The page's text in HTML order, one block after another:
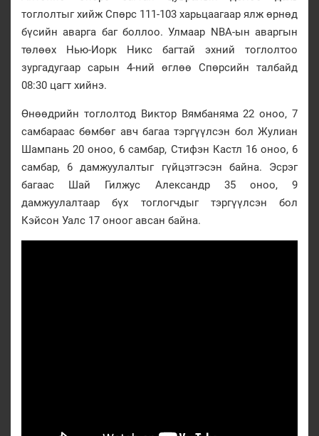
тоглолтыг хийж Спөрс 111-103 харьцаагаар ялж өрнөд
бүсийн аварга баг боллоо. Улмаар NBA-ын аваргын
төлөөх Нью-Иорк Никс багтай эхний тоглолтоо
зургадугаар сарын 4-ний өглөө Спөрсийн талбайд
08:30 цагт хийнэ.
Өнөөдрийн тоглолтод Виктор Вямбаняма 22 оноо, 7
самбараас бөмбөг авч багаа тэргүүлсэн бол Жулиан
Шампань 20 оноо, 6 самбар, Стифэн Кастл 16 оноо, 6
самбар, 6 дамжуулалтыг гүйцэтгэсэн байна. Эсрэг
багаас Шай Гилжус Александр 35 оноо, 9
дамжуулалтаар бүх тоглогчдыг тэргүүлсэн бол
Кэйсон Уалс 17 оноог авсан байна.